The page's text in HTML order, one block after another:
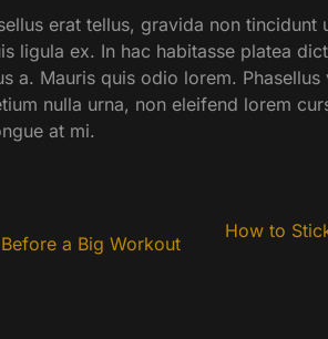
erat tellus, gravida non
ligula ex. In hac habitasse platea
a. Mauris quis odio lorem.
nulla urna, non eleifend lorem
at mi.
a Big Workout
How to